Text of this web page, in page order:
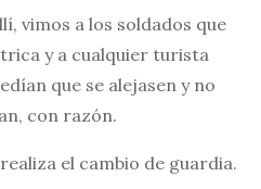
vimos a los soldados que
y a cualquier turista
que se alejasen y no
con razón.
el cambio de guardia.